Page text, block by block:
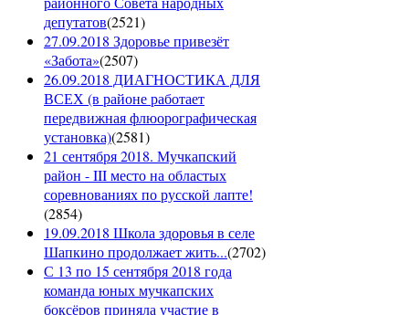
депутатов(2521)
27.09.2018 Здоровье привезёт
«Забота»(2507)
26.09.2018 ДИАГНОСТИКА ДЛЯ
ВСЕХ (в районе работает
передвижная флюорографическая
установка)(2581)
21 сентября 2018. Мучкапский
район - III место на областых
соревнованиях по русской лапте!
(2854)
19.09.2018 Школа здоровья в селе
Шапкино продолжает жить...(2702)
С 13 по 15 сентября 2018 года
команда юных мучкапских
боксёров приняла участие в